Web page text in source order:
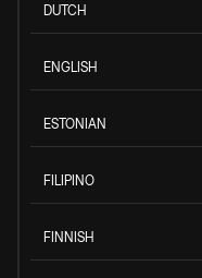
DUTCH
ENGLISH
ESTONIAN
FILIPINO
FINNISH